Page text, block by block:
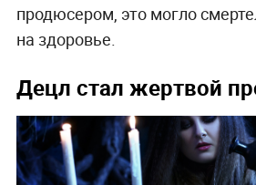
продюсером, это могло
на здоровье.
Децл стал жертвой